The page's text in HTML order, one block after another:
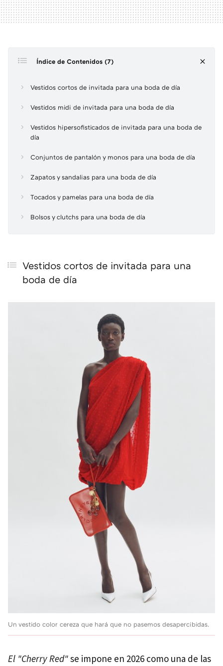
Índice de Contenidos (7)
Vestidos cortos de invitada para una boda de día
Vestidos midi de invitada para una boda de día
Vestidos hipersofisticados de invitada para una boda de
día
Conjuntos de pantalón y monos para una boda de día
Zapatos y sandalias para una boda de día
Tocados y pamelas para una boda de día
Bolsos y clutchs para una boda de día
Vestidos cortos de invitada para una
boda de día
Un vestido color cereza que hará que no pasemos desapercibidas.
El "Cherry Red"se impone en 2026 como una de las